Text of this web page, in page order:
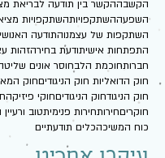
הקשבההקשר בין תודעה לבריאת
השפעההשתקפויותהשתקפויות
השתקפות של עצמנוהתודעה
התפתחות אישיתודעת בחירהזהות
חברותחוכמת הלבחוסר אונים
חוק הדואליות חוק הניגודיםחוק
חוק הניגודחוק הניגודיםחוקי פיזיקה
חוקריםחירותחירות פנימיתטוב ורע
כוח המשיכהכלים תודעתיים